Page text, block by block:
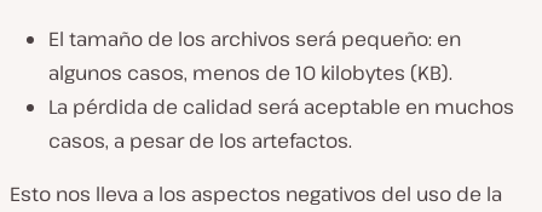
El tamaño de los archivos será pequeño: en
algunos casos, menos de 10 kilobytes (KB).
La pérdida de calidad será aceptable en muchos
casos, a pesar de los artefactos.
Esto nos lleva a los aspectos negativos del uso de la